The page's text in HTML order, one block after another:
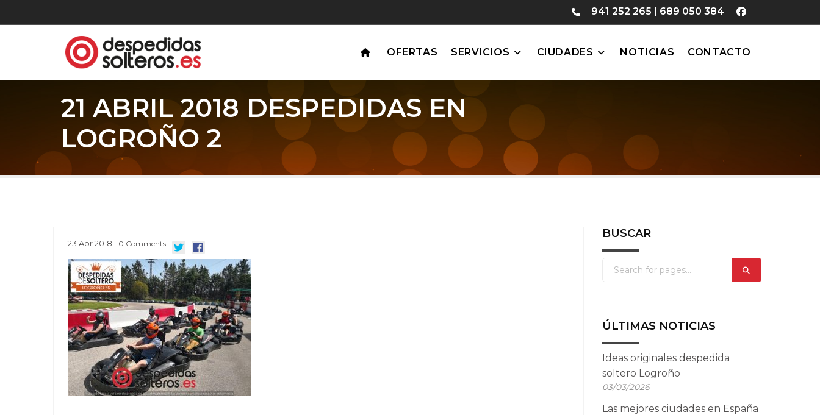
941 252 265 | 689 050 384
OFERTAS SERVICIOS CIUDADES NOTICIAS CONTACTO
21 ABRIL 2018 DESPEDIDAS EN
LOGROÑO 2
23 Abr2018 0 Comments
BUSCAR
ÚLTIMAS NOTICIAS
Ideas originales despedida
soltero Logroño
03/03/2026
Las mejores ciudades en España